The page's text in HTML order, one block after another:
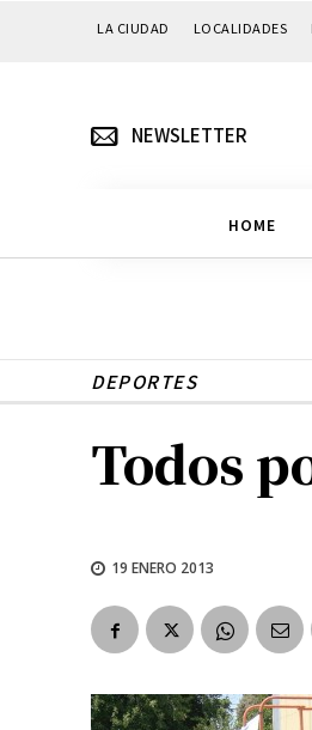
LA CIUDAD LOCALIDADES
NEWSLETTER
HOME
DEPORTES
Todos
19 ENERO 2013